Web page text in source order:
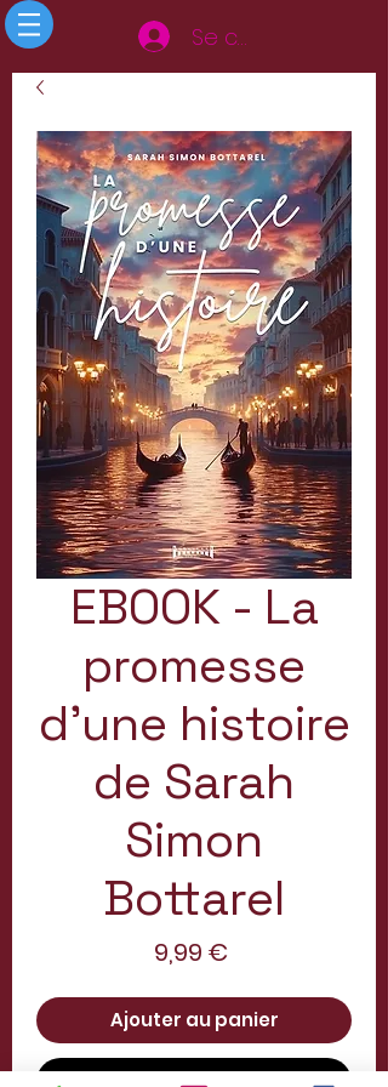
Se connecter
EBOOK - La
promesse
d'une histoire
de Sarah
Simon
Bottarel
9,99 €
Ajouter au panier